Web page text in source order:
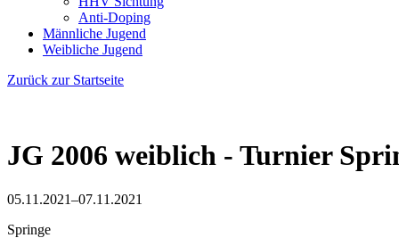
Anti-Doping
Männliche Jugend
Weibliche Jugend
Zurück zur Startseite
JG 2006 weiblich - Turnier
05.11.2021–07.11.2021
Springe